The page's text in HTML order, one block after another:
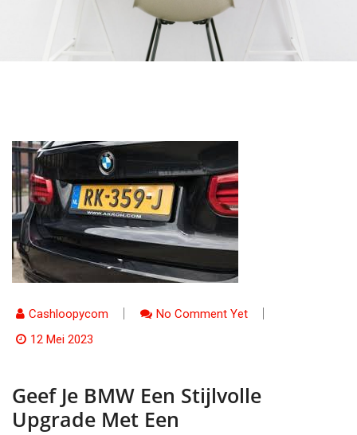
Cashloopycom
No Comment Yet
12 Mei 2023
Geef Je BMW Een Stijlvolle
Upgrade Met Een